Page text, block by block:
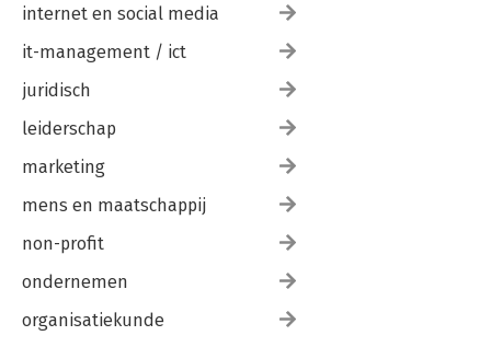
internet en social media
it-management / ict
juridisch
leiderschap
marketing
mens en maatschappij
non-profit
ondernemen
organisatiekunde